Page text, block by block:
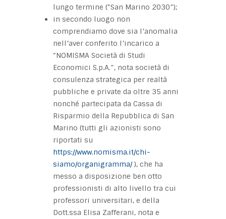
lungo termine (“San Marino 2030”);
in secondo luogo non
comprendiamo dove sia l’anomalia
nell’aver conferito l’incarico a
“NOMISMA Società di Studi
Economici S.p.A.”, nota società di
consulenza strategica per realtà
pubbliche e private da oltre 35 anni
nonché partecipata da Cassa di
Risparmio della Repubblica di San
Marino (tutti gli azionisti sono
riportati su
https://www.nomisma.it/chi-
siamo/organigramma/), che ha
messo a disposizione ben otto
professionisti di alto livello tra cui
professori universitari, e della
Dott.ssa Elisa Zafferani, nota e